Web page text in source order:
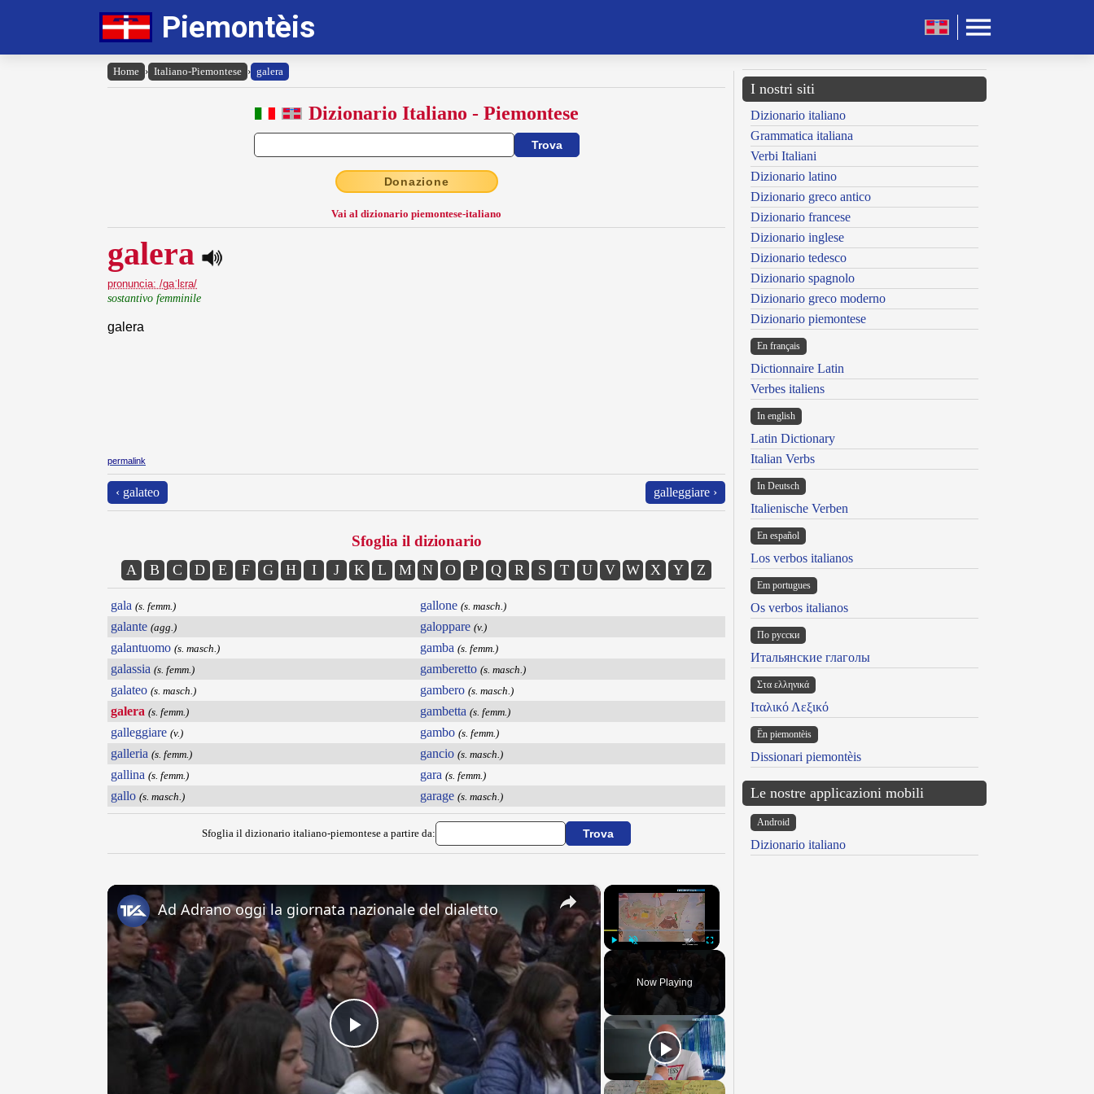
Piemontèis
Home › Italiano-Piemontese › galera
Dizionario Italiano - Piemontese
Donazione
Vai al dizionario piemontese-italiano
galera
pronuncia: /gaˈlɛra/
sostantivo femminile
galera
permalink
‹ galateo galleggiare ›
Sfoglia il dizionario
A B C D E F G H I J K L M N O P Q R S T U V W X Y Z
gala (s. femm.)
galante (agg.)
galantuomo (s. masch.)
galassia (s. femm.)
galateo (s. masch.)
galera (s. femm.)
galleggiare (v.)
galleria (s. femm.)
gallina (s. femm.)
gallo (s. masch.)
gallone (s. masch.)
galoppare (v.)
gamba (s. femm.)
gamberetto (s. masch.)
gambero (s. masch.)
gambetta (s. femm.)
gambo (s. femm.)
gancio (s. masch.)
gara (s. femm.)
garage (s. masch.)
Sfoglia il dizionario italiano-piemontese a partire da:
×
Fullscreen
Now Playing
×
Play
Ad Adrano oggi la giornata nazionale del dialetto
I nostri siti
Dizionario italiano
Grammatica italiana
Verbi Italiani
Dizionario latino
Dizionario greco antico
Dizionario francese
Dizionario inglese
Dizionario tedesco
Dizionario spagnolo
Dizionario greco moderno
Dizionario piemontese
En français
Dictionnaire Latin
Verbes italiens
In english
Latin Dictionary
Italian Verbs
In Deutsch
Italienische Verben
En español
Los verbos italianos
Em portugues
Os verbos italianos
По русски
Итальянские глаголы
Στα ελληνικά
Ιταλικό Λεξικό
Ën piemontèis
Dissionari piemontèis
Le nostre applicazioni mobili
Android
Dizionario italiano